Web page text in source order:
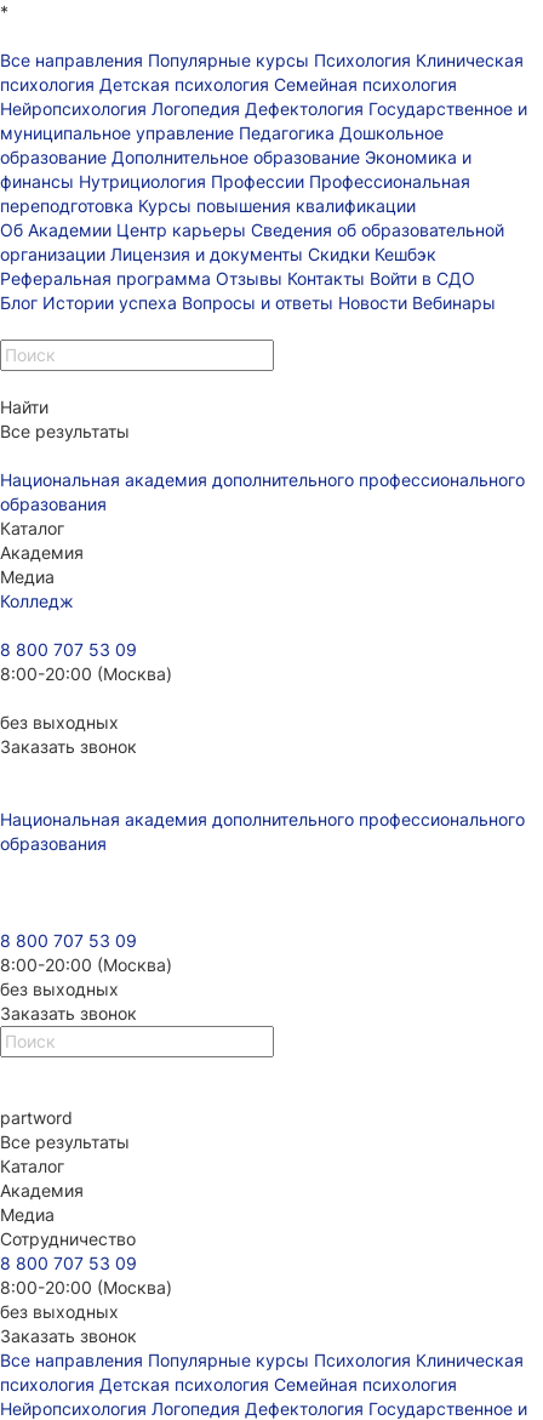
*
Все направления Популярные курсы Психология Клиническая
психология Детская психология Семейная психология
Нейропсихология Логопедия Дефектология Государственное и
муниципальное управление Педагогика Дошкольное
образование Дополнительное образование Экономика и
финансы Нутрициология Профессии Профессиональная
переподготовка Курсы повышения квалификации
Об Академии Центр карьеры Сведения об образовательной
организации Лицензия и документы Скидки Кешбэк
Реферальная программа Отзывы Контакты Войти в СДО
Блог Истории успеха Вопросы и ответы Новости Вебинары
Найти
Все результаты
Национальная академия дополнительного профессионального
образования
Каталог
Академия
Медиа
Колледж
8 800 707 53 09
8:00-20:00 (Москва)
без выходных
Заказать звонок
Национальная академия дополнительного профессионального
образования
8 800 707 53 09
8:00-20:00 (Москва)
без выходных
Заказать звонок
partword
Все результаты
Каталог
Академия
Медиа
Сотрудничество
8 800 707 53 09
8:00-20:00 (Москва)
без выходных
Заказать звонок
Все направления Популярные курсы Психология Клиническая
психология Детская психология Семейная психология
Нейропсихология Логопедия Дефектология Государственное и